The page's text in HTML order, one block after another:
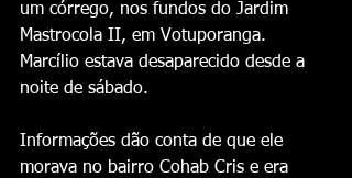
um córrego, nos fundos do Jardim
Mastrocola II, em Votuporanga.
Marcílio estava desaparecido desde a
noite de sábado.
Informações dão conta de que ele
morava no bairro Cohab Cris e era